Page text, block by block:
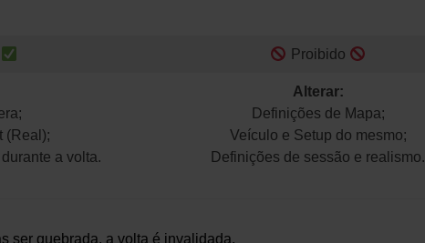
Proibido
(Real);
a volta.
Alterar:
Definições de Mapa;
Veículo e Setup do mesmo;
Definições de sessão e realismo.
ser quebrada, a volta é invalidada.